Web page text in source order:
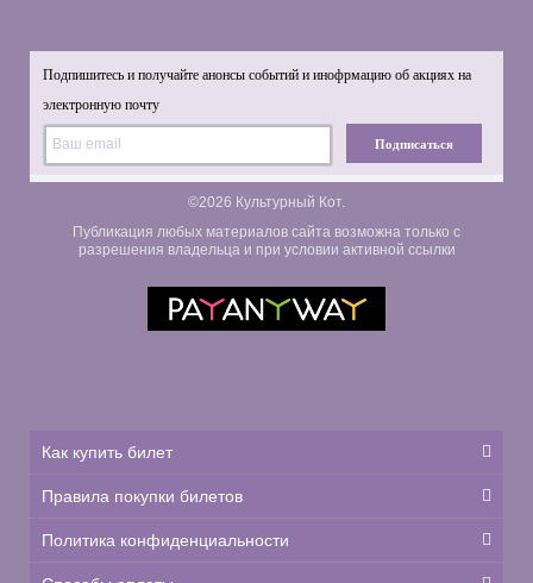
Подпишитесь и получайте анонсы событий и инофрмацию об акциях на
электронную почту
Подписаться
©2026 Культурный Кот.
Публикация любых материалов сайта возможна только с
разрешения владельца и при условии активной ссылки
Как купить билет
Правила покупки билетов
Политика конфиденциальности